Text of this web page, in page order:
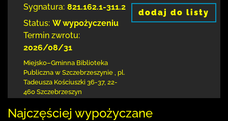
Sygnatura: 821.162.1-311.2
Status: W wypożyczeniu
Termin zwrotu:
2026/08/31
Miejsko–Gminna Biblioteka
Publiczna w Szczebrzeszynie
pl.
Tadeusza Kościuszki 36-37, 22-
460 Szczebrzeszyn
dodaj do listy
Najczęściej wypożyczane